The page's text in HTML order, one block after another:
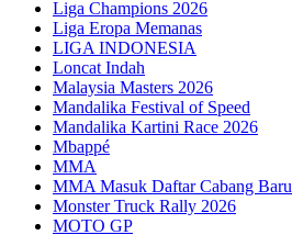
Liga Champions 2026
Liga Eropa Memanas
LIGA INDONESIA
Loncat Indah
Malaysia Masters 2026
Mandalika Festival of Speed
Mandalika Kartini Race 2026
Mbappé
MMA
MMA Masuk Daftar Cabang Baru
Monster Truck Rally 2026
MOTO GP